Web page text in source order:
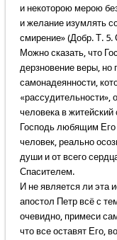
и некоторою мерою
и желание изумлять
смирение» (Добр. Т. 5.
Можно сказать, что
дерзновение веры, но
самонадеянности,
человека в житейский
Господь любящим Его
человек, реально
души и от всего
Спасителем.
И не является ли эта
апостол Петр всё с
очевидно, примеси
что все оставят Его,